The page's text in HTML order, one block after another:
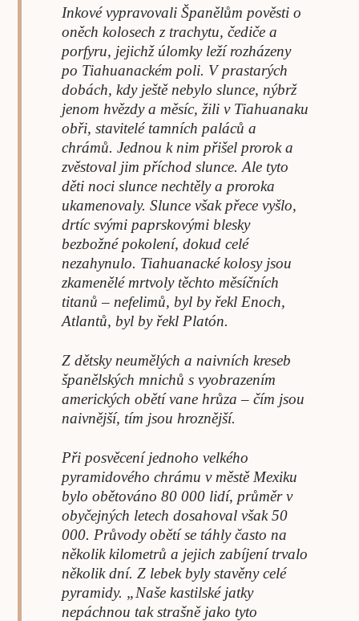
Inkové vypravovali Španělům pověsti o
oněch kolosech z trachytu, čediče a
porfyru, jejichž úlomky leží rozházeny
po Tiahuanackém poli. V prastarých
dobách, kdy ještě nebylo slunce, nýbrž
jenom hvězdy a měsíc, žili v Tiahuanaku
obři, stavitelé tamních paláců a
chrámů. Jednou k nim přišel prorok a
zvěstoval jim příchod slunce. Ale tyto
děti noci slunce nechtěly a proroka
ukamenovaly. Slunce však přece vyšlo,
drtíc svými paprskovými blesky
bezbožné pokolení, dokud celé
nezahynulo. Tiahuanacké kolosy jsou
zkamenělé mrtvoly těchto měsíčních
titanů – nefelimů, byl by řekl Enoch,
Atlantů, byl by řekl Platón.
Z dětsky neumělých a naivních kreseb
španělských mnichů s vyobrazením
amerických obětí vane hrůza – čím jsou
naivnější, tím jsou hroznější.
Při posvěcení jednoho velkého
pyramidového chrámu v městě Mexiku
bylo obětováno 80 000 lidí, průměr v
obyčejných letech dosahoval však 50
000. Průvody obětí se táhly často na
několik kilometrů a jejich zabíjení trvalo
několik dní. Z lebek byly stavěny celé
pyramidy. „Naše kastilské jatky
nepáchnou tak strašně jako tyto